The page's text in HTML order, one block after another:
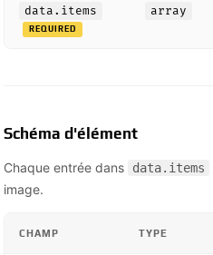
data.items
REQUIRED
array
Schéma d'élément
Chaque entrée dans data.items
image.
CHAMP TYPE